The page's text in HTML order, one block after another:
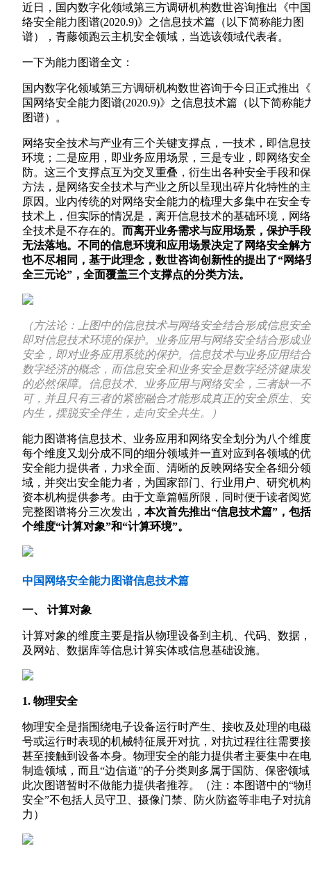
近日，国内数字化领域第三方调研机构数世咨询推出《中
络安全能力图谱(2020.9)》之信息技术篇（以下简称能力图
谱），青藤领跑云主机安全领域，当选该领域代表者。
一下为能力图谱全文：
国内数字化领域第三方调研机构数世咨询于今日正式推出
国网络安全能力图谱(2020.9)》之信息技术篇（以下简称能
图谱）。
网络安全技术与产业有三个关键支撑点，一技术，即信息
环境；二是应用，即业务应用场景，三是专业，即网络安
防。这三个支撑点互为交叉重叠，衍生出各种安全手段和
方法，是网络安全技术与产业之所以呈现出碎片化特性的
原因。业内传统的对网络安全能力的梳理大多集中在安全
技术上，但实际的情况是，离开信息技术的基础环境，网
全技术是不存在的。 而离开业务需求与应用场景，保护手
无法落地。不同的信息环境和应用场景决定了网络安全解
也不尽相同，基于此理念，数世咨询创新性的提出了“网络
全三元论”，全面覆盖三个支撑点的分类方法。
（方法论：上图中的信息技术与网络安全结合形成信息安
即对信息技术环境的保护。业务应用与网络安全结合形成
安全，即对业务应用系统的保护。信息技术与业务应用结
数字经济的概念，而信息安全和业务安全是数字经济健康
的必然保障。信息技术、业务应用与网络安全，三者缺一不
可，并且只有三者的紧密融合才能形成真正的安全原生、
内生，摆脱安全伴生，走向安全共生。）
能力图谱将信息技术、业务应用和网络安全划分为八个维
每个维度又划分成不同的细分领域并一直对应到各领域的
安全能力提供者，力求全面、清晰的反映网络安全各细分领
域，并突出安全能力者，为国家部门、行业用户、研究机
资本机构提供参考。由于文章篇幅所限，同时便于读者阅
完整图谱将分三次发出， 本次首先推出“信息技术篇”，包
个维度“计算对象”和“计算环境”。
中国网络安全能力图谱信息技术篇
一、 计算对象
计算对象的维度主要是指从物理设备到主机、代码、数据
及网站、数据库等信息计算实体或信息基础设施。
1. 物理安全
物理安全是指围绕电子设备运行时产生、接收及处理的电
号或运行时表现的机械特征展开对抗，对抗过程往往需要
甚至接触到设备本身。物理安全的能力提供者主要集中在
制造领域，而且“边信道”的子分类则多属于国防、保密领
此次图谱暂时不做能力提供者推荐。（注：本图谱中的“物
安全”不包括人员守卫、摄像门禁、防火防盗等非电子对抗
力）